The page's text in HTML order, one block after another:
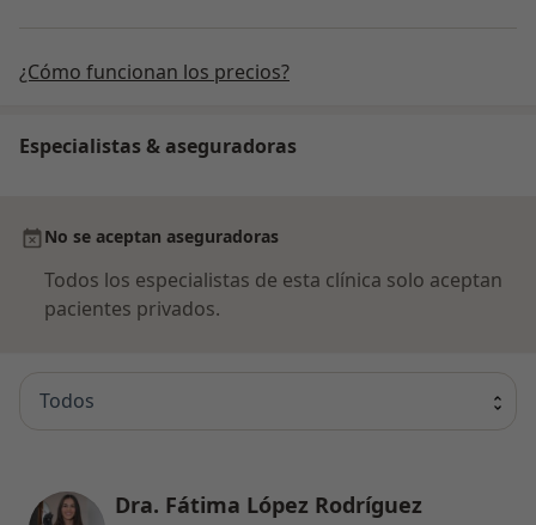
¿Cómo funcionan los precios?
Especialistas & aseguradoras
No se aceptan aseguradoras
Todos los especialistas de esta clínica solo aceptan
pacientes privados.
Todos
Dra. Fátima López Rodríguez